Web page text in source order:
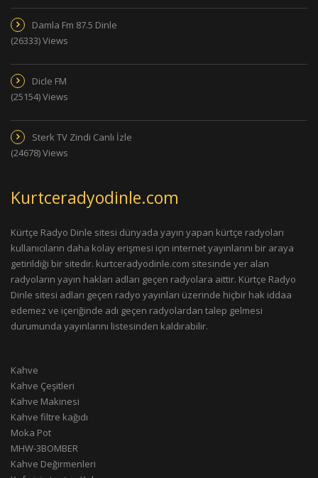
Damla Fm 87.5 Dinle
(26333) Views
Dicle FM
(25154) Views
Sterk TV Zindi Canlı İzle
(24678) Views
Kurtceradyodinle.com
Kürtçe Radyo Dinle sitesi dünyada yayın yapan kürtçe radyoları
kullanıcıların daha kolay erişmesi için internet yayınlarını bir araya
getirildiği bir sitedir. kurtceradyodinle.com sitesinde yer alan
radyoların yayın hakları adları geçen radyolara aittir. Kürtçe Radyo
Dinle sitesi adları geçen radyo yayınları üzerinde hiçbir hak iddaa
edemez ve içeriğinde adı geçen radyolardan talep gelmesi
durumunda yayınlarını listesinden kaldırabilir.
Kahve
Kahve Çeşitleri
Kahve Makinesi
Kahve filtre kağıdı
Moka Pot
MHW-3BOMBER
Kahve Değirmenleri